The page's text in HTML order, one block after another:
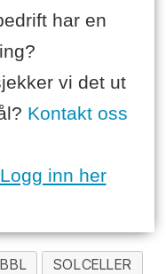
har en
vi det ut
Kontakt oss
inn her
SOLCELLER